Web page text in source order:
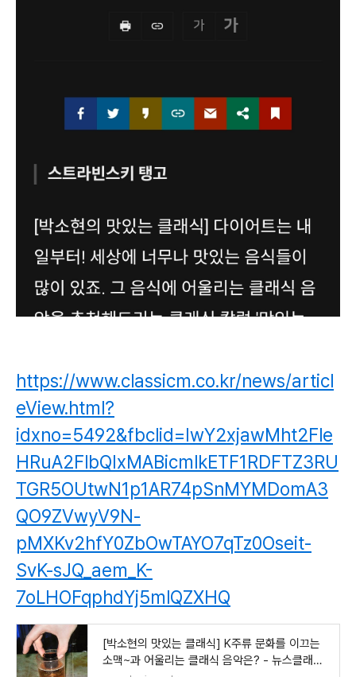
https://www.classicm.co.kr/news/articl
eView.html?
idxno=5492&fbclid=IwY2xjawMht2Fle
HRuA2FlbQIxMABicmlkETF1RDFTZ3RU
TGR5OUtwN1p1AR74pSnMYMDomA3
QO9ZVwyV9N-
pMXKv2hfY0ZbOwTAYO7qTz0Oseit-
SvK-sJQ_aem_K-
7oLHOFqphdYj5mlQZXHQ
[박소현의 맛있는 클래식] K주류 문화를 이끄는
소맥~과 어울리는 클래식 음악은? - 뉴스클래식